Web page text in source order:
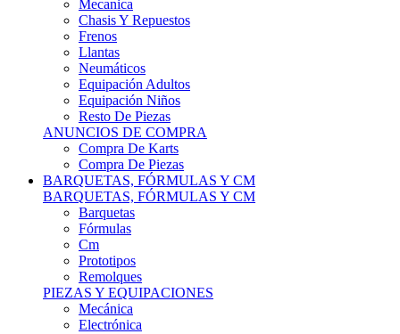
Frenos
Llantas
Neumáticos
Equipación Adultos
Equipación Niños
Resto De Piezas
ANUNCIOS DE COMPRA
Compra De Karts
Compra De Piezas
BARQUETAS, FÓRMULAS Y CM
BARQUETAS, FÓRMULAS Y CM
Barquetas
Fórmulas
Cm
Prototipos
Remolques
PIEZAS Y EQUIPACIONES
Mecánica
Electrónica
Chasis Y Carrocería